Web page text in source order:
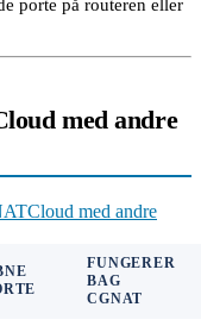
porte på routeren eller
med andre
med andre
FUNGERER
BAG
CGNAT